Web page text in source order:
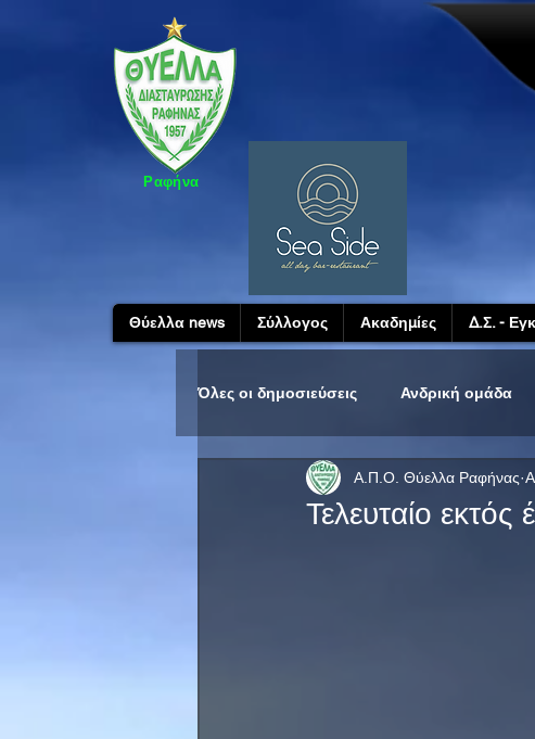
Ραφήνα
Θύελλα news Σύλλογος Ακαδημίες Δ.Σ. -
Όλες οι δημοσιεύσεις Ανδρική ομάδα
Τελευταίο
Α.Π.Ο. Θύελλα Ραφήνας